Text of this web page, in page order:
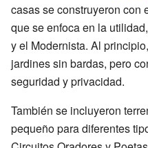
casas se construyeron con
que se enfoca en la
y el Modernista. Al
jardines sin bardas, pero
seguridad y privacidad.
También se incluyeron
pequeño para diferentes